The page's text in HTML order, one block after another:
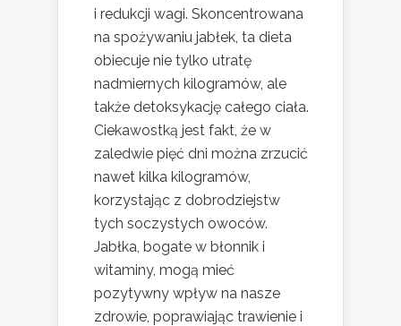
i redukcji wagi. Skoncentrowana
na spożywaniu jabłek, ta dieta
obiecuje nie tylko utratę
nadmiernych kilogramów, ale
także detoksykację całego ciała.
Ciekawostką jest fakt, że w
zaledwie pięć dni można zrzucić
nawet kilka kilogramów,
korzystając z dobrodziejstw
tych soczystych owoców.
Jabłka, bogate w błonnik i
witaminy, mogą mieć
pozytywny wpływ na nasze
zdrowie, poprawiając trawienie i